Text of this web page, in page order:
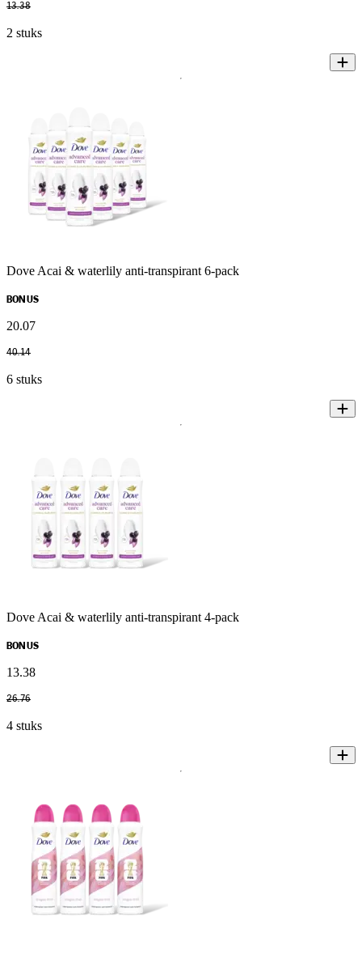
13.38
2 stuks
Dove Acai & waterlily anti-transpirant 6-pack
BONUS
20.07
40.14
6 stuks
Dove Acai & waterlily anti-transpirant 4-pack
BONUS
13.38
26.76
4 stuks